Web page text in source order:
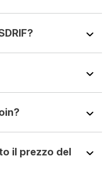
il prezzo del